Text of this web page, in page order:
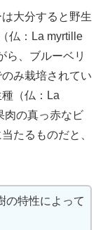
大分すると野生
仏：La myrtille
ら、ブルーベリ
み栽培されてい
（仏：La
肉の真っ赤なビ
たるものだと、
の特性によって